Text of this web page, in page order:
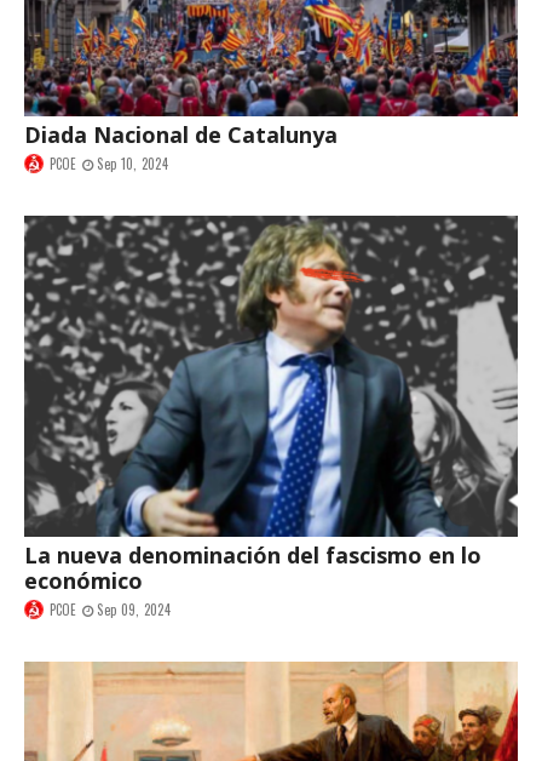
Diada Nacional de Catalunya
PCOE Sep 10, 2024
La nueva denominación del fascismo en lo
económico
PCOE Sep 09, 2024